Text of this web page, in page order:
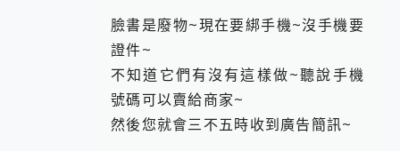
臉書是廢物~現在要綁手機~沒手機要
證件~
不知道它們有沒有這樣做~聽說手機
號碼可以賣給商家~
然後您就會三不五時收到廣告簡訊~